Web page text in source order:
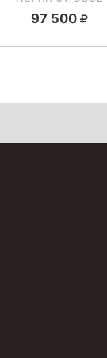
97 500